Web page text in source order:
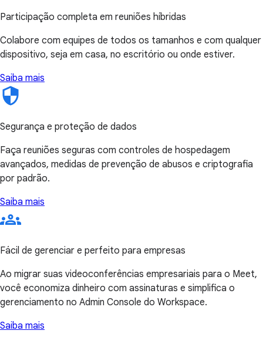
Participação completa em reuniões híbridas
Colabore com equipes de todos os tamanhos e com qualquer
dispositivo, seja em casa, no escritório ou onde estiver.
Saiba mais
Segurança e proteção de dados
Faça reuniões seguras com controles de hospedagem
avançados, medidas de prevenção de abusos e criptografia
por padrão.
Saiba mais
Fácil de gerenciar e perfeito para empresas
Ao migrar suas videoconferências empresariais para o Meet,
você economiza dinheiro com assinaturas e simplifica o
gerenciamento no Admin Console do Workspace.
Saiba mais